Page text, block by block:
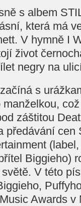
s albem
která má
V hymně I
život
negry na
s
manželkou,
záštitou
předávání
Biggieho)
V této
Awards